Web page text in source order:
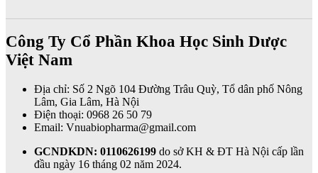
Công Ty Cổ Phần Khoa Học Sinh Dược
Việt Nam
Địa chỉ: Số 2 Ngõ 104 Đường Trâu Quỳ, Tổ dân phố Nông
Lâm, Gia Lâm, Hà Nội
Điện thoại: 0968 26 50 79
Email: Vnuabiopharma@gmail.com
GCNDKDN: 0110626199 do sở KH & ĐT Hà Nội cấp lần
đầu ngày 16 tháng 02 năm 2024.